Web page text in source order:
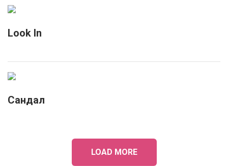
Look In
Сандал
LOAD MORE